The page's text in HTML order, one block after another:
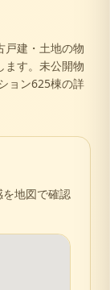
戸建・土地の物
ます。未公開物
ョン625棟の詳
地図で確認